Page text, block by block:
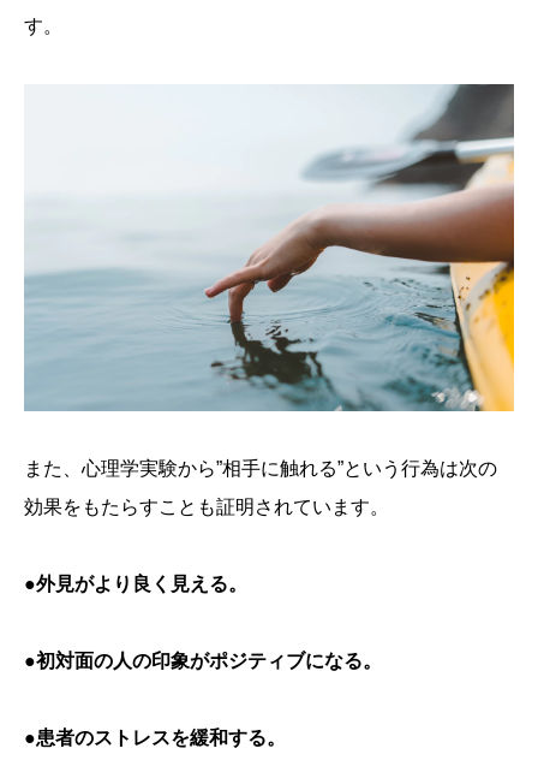
す。
また、心理学実験から”相手に触れる”という行為は次の
効果をもたらすことも証明されています。
●外見がより良く見える。
●初対面の人の印象がポジティブになる。
●患者のストレスを緩和する。